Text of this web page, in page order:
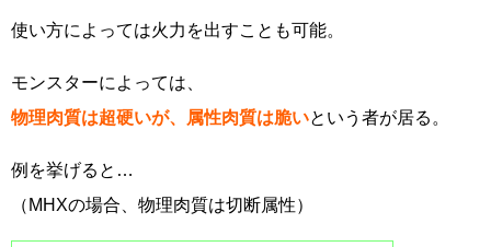
使い方によっては火力を出すことも可能。
モンスターによっては、
物理肉質は超硬いが、属性肉質は脆いという者が居る。
例を挙げると…
（MHXの場合、物理肉質は切断属性）